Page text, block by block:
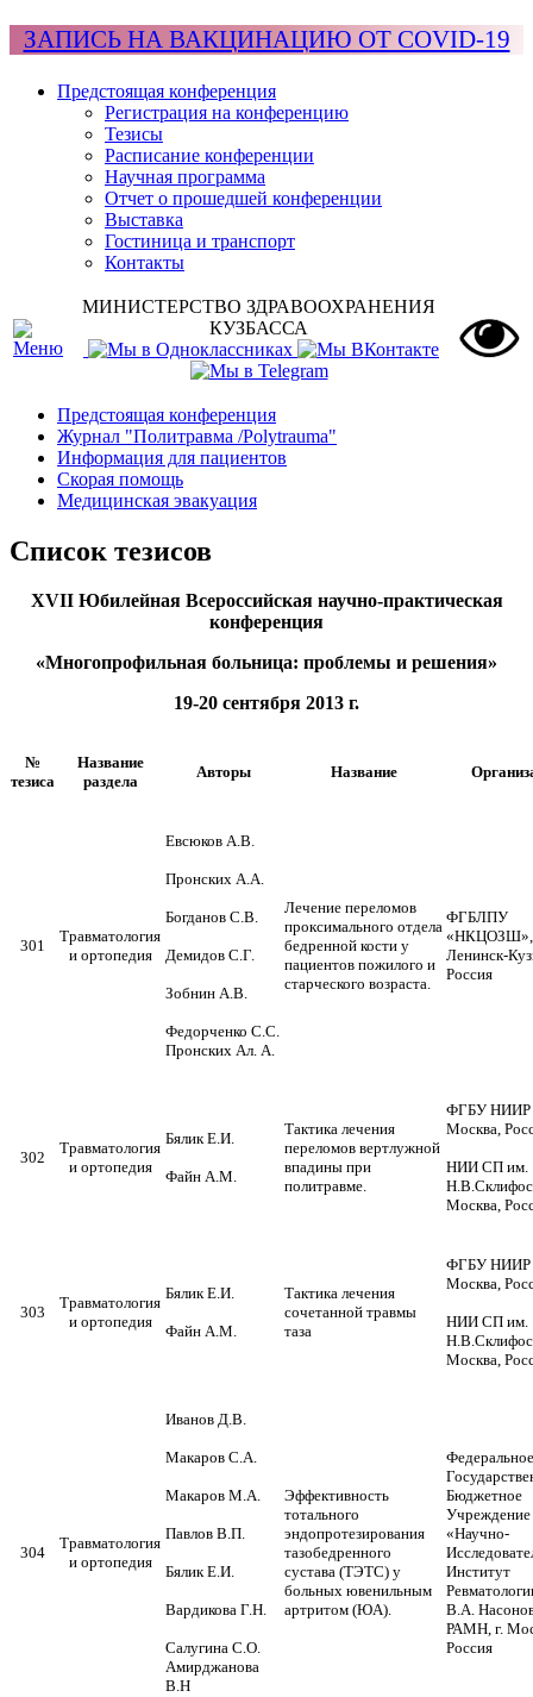
ЗАПИСЬ НА ВАКЦИНАЦИЮ ОТ COVID-19
Предстоящая конференция
Регистрация на конференцию
Тезисы
Расписание конференции
Научная программа
Отчет о прошедшей конференции
Выставка
Гостиница и транспорт
Контакты
МИНИСТЕРСТВО ЗДРАВООХРАНЕНИЯ
КУЗБАССА
Предстоящая конференция
Журнал "Политравма /Polytrauma"
Информация для пациентов
Скорая помощь
Медицинская эвакуация
Список тезисов
XVII Юбилейная Всероссийская научно-практическая
конференция
«Многопрофильная больница: проблемы и решения»
19-20 сентября 2013 г.
№
тезиса
Название
раздела
Авторы Название
301
Травматология
и ортопедия
Евсюков А.В.
Пронских А.А.
Богданов С.В.
Демидов С.Г.
Зобнин А.В.
Федорченко С.С.
Пронских Ал. А.
Лечение переломов
проксимального отдела
бедренной кости у
пациентов пожилого и
старческого возраста.
ФГБЛПУ
Ленинск-
Россия
302
Травматология
и ортопедия
Бялик Е.И.
Файн А.М.
Тактика лечения
переломов вертлужной
впадины при
политравме.
ФГБУ
Москва,
НИИ СП им.
Москва,
303
Травматология
и ортопедия
Бялик Е.И.
Файн А.М.
Тактика лечения
сочетанной травмы
таза
ФГБУ
Москва,
НИИ СП им.
Москва,
304
Травматология
и ортопедия
Иванов Д.В.
Макаров С.А.
Макаров М.А.
Павлов В.П.
Бялик Е.И.
Вардикова Г.Н.
Салугина С.О.
Амирджанова
В.Н
Эффективность
тотального
эндопротезирования
тазобедренного
сустава (ТЭТС) у
больных ювенильным
артритом (ЮА).
Федеральное
Бюджетное
Учреждение
«Научно-
Институт
В.А.
РАМН, г.
Россия